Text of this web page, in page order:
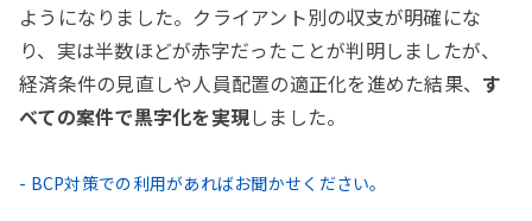
ようになりました。クライアント別の収支が明確にな
り、実は半数ほどが赤字だったことが判明しましたが、
経済条件の見直しや人員配置の適正化を進めた結果、 す
べての案件で黒字化を実現しました。
- BCP対策での利用があればお聞かせください。